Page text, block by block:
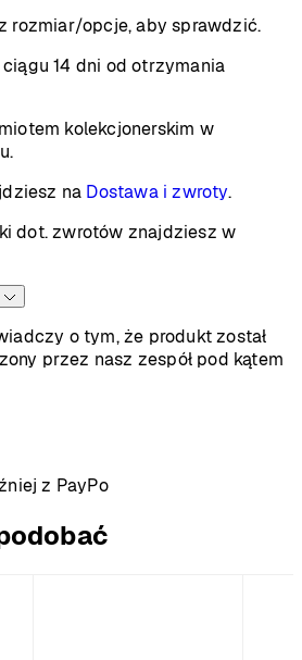
rozmiar/opcje, aby sprawdzić.
14 dni od otrzymania
kolekcjonerskim w
na Dostawa i zwroty.
dot. zwrotów znajdziesz w
o tym, że produkt został
przez nasz zespół pod kątem
z PayPo